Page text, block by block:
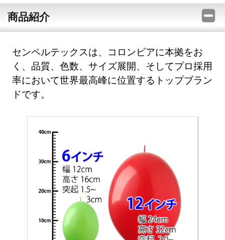
商品紹介
センペルテックスは、コロンビアに本拠をお
く、品質、色数、サイズ展開、そしてプロ採用
率において世界最高峰に位置するトップブラン
ドです。